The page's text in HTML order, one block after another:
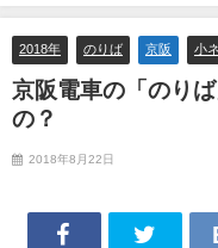
2018年 のりば 京阪 小
京阪電車の「のり
の？
2018年8月22日